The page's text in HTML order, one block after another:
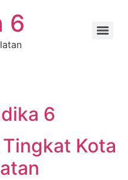
6
6
Kota